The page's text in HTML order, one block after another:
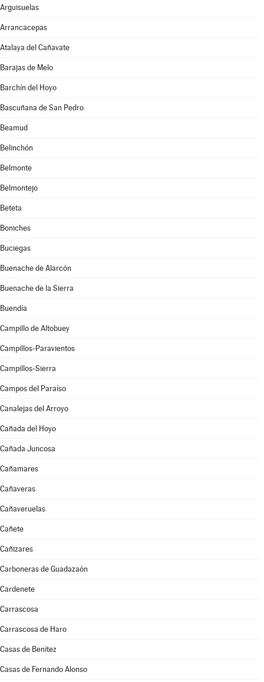
Arguisuelas
Arrancacepas
Atalaya del Cañavate
Barajas de Melo
Barchín del Hoyo
Bascuñana de San Pedro
Beamud
Belinchón
Belmonte
Belmontejo
Beteta
Boniches
Buciegas
Buenache de Alarcón
Buenache de la Sierra
Buendía
Campillo de Altobuey
Campillos-Paravientos
Campillos-Sierra
Campos del Paraíso
Canalejas del Arroyo
Cañada del Hoyo
Cañada Juncosa
Cañamares
Cañaveras
Cañaveruelas
Cañete
Cañizares
Carboneras de Guadazaón
Cardenete
Carrascosa
Carrascosa de Haro
Casas de Benítez
Casas de Fernando Alonso